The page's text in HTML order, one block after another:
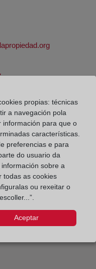
en el
propias: técnicas
a navegación pola
información para que o
características.
preferencias e para
do usuario da
sobre a
todas as cookies
ou rexeitar o
Aceptar